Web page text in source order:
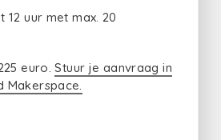
12 uur met max. 20
euro.Stuur je aanvraag in
Makerspace.